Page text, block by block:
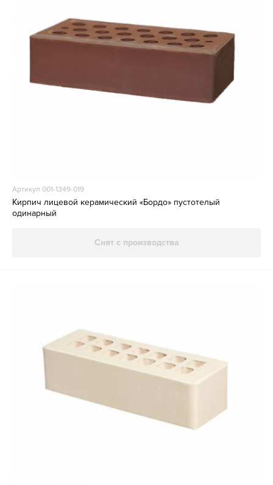
Артикул 001-1349-019
Кирпич лицевой керамический «Бордо» пустотелый
одинарный
Снят с производства